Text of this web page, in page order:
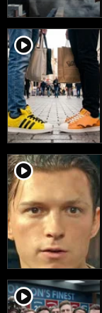
player2
player2
player2